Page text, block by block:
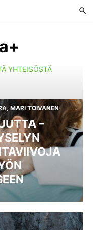
YHTEISÖSTÄ
MARI TOIVANEN
–